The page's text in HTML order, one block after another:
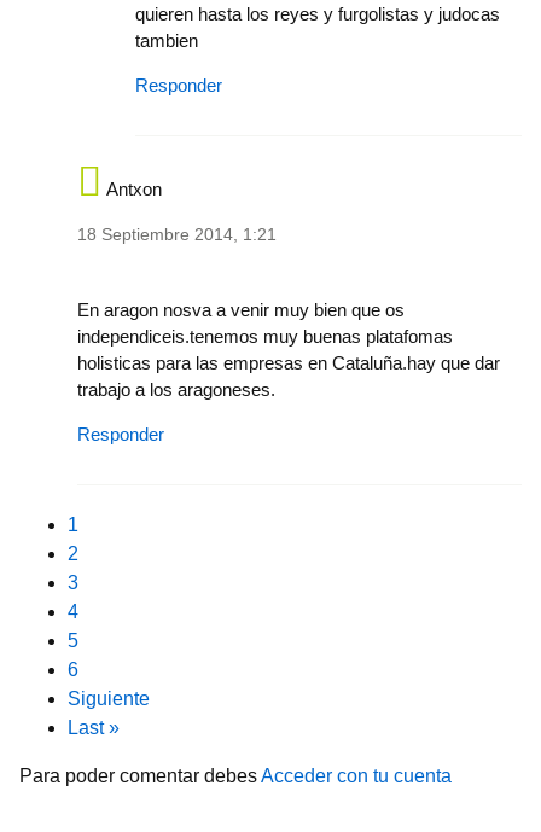
quieren hasta los reyes y furgolistas y judocas
tambien
Responder
Antxon
18 Septiembre 2014, 1:21
En aragon nosva a venir muy bien que os
independiceis.tenemos muy buenas platafomas
holisticas para las empresas en Cataluña.hay que dar
trabajo a los aragoneses.
Responder
PaginationCurrent page
1
Page
2
Page
3
Page
4
Page
5
Page
6
Next page
Siguiente
Last page
Last »
Para poder comentar debesAcceder con tu cuenta